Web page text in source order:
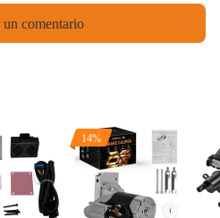
comentario
14%